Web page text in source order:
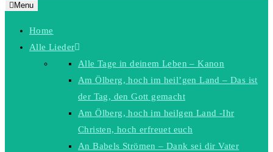
Menu
Home
Alle Lieder
Alle Tage in deinem Leben – Kanon
Am Ölberg, hoch im heil’gen Land – Das ist
der Tag, den Gott gemacht
Am Ölberg, hoch im heilgen Land -Ihr
Christen, hoch erfreuet euch
An Babels Strömen – Dank sei dir Vater